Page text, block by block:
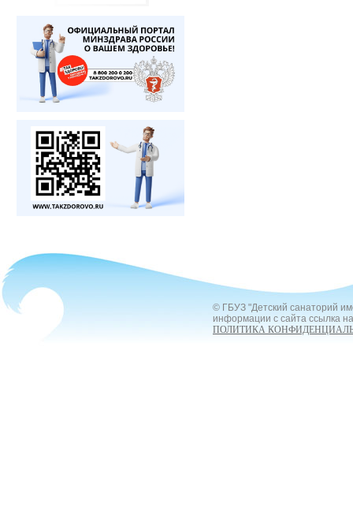
© ГБУЗ "Детский санаторий
информации с сайта ссылка
ПОЛИТИКА